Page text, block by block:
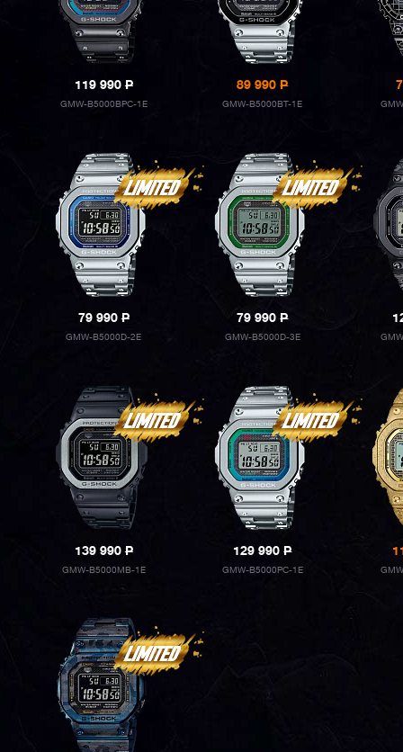
119 990P
GMW-B5000BPC-1E
89 990P
GMW-B5000BT-1E
79 990P
GMW-B5000D-2E
79 990P
GMW-B5000D-3E
139 990P
GMW-B5000MB-1E
129 990P
GMW-B5000PC-1E